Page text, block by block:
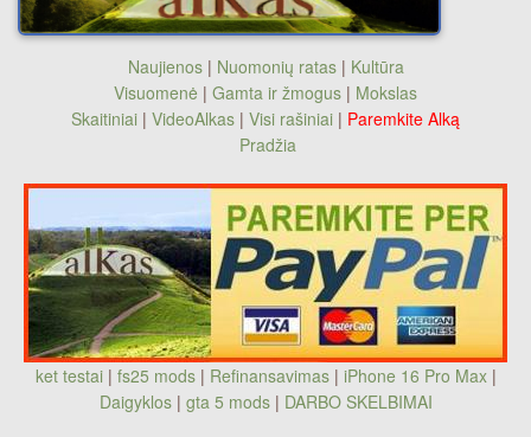
Naujienos| Nuomonių ratas| Kultūra
Visuomenė | Gamta ir žmogus | Mokslas
Skaitiniai | VideoAlkas | Visi rašiniai | Paremkite Alką
Pradžia
ket testai | fs25 mods| Refinansavimas| iPhone 16 Pro Max|
Daigyklos| gta 5 mods | DARBO SKELBIMAI